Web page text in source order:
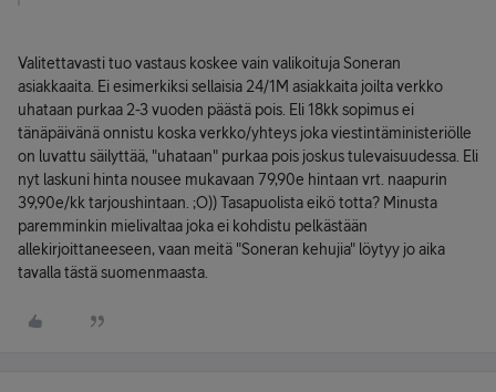
Valitettavasti tuo vastaus koskee vain valikoituja Soneran
asiakkaaita. Ei esimerkiksi sellaisia 24/1M asiakkaita joilta verkko
uhataan purkaa 2-3 vuoden päästä pois. Eli 18kk sopimus ei
tänäpäivänä onnistu koska verkko/yhteys joka viestintäministeriölle
on luvattu säilyttää, "uhataan" purkaa pois joskus tulevaisuudessa. Eli
nyt laskuni hinta nousee mukavaan 79,90e hintaan vrt. naapurin
39,90e/kk tarjoushintaan. ;O)) Tasapuolista eikö totta? Minusta
paremminkin mielivaltaa joka ei kohdistu pelkästään
allekirjoittaneeseen, vaan meitä "Soneran kehujia" löytyy jo aika
tavalla tästä suomenmaasta.